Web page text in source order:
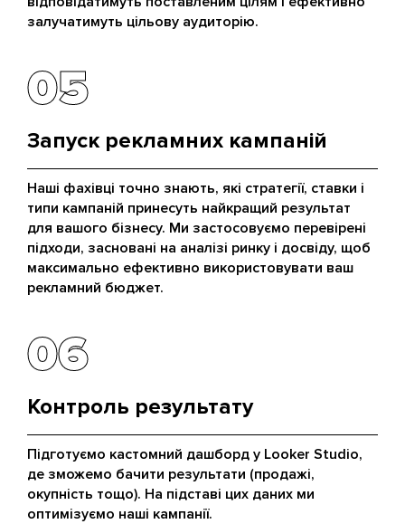
залучатимуть цільову аудиторію.
05
05
Запуск рекламних кампаній
Наші фахівці точно знають, які стратегії, ставки і
типи кампаній принесуть найкращий результат
для вашого бізнесу. Ми застосовуємо перевірені
підходи, засновані на аналізі ринку і досвіду, щоб
максимально ефективно використовувати ваш
рекламний бюджет.
06
06
Контроль результату
Підготуємо кастомний дашборд у Looker Studio,
де зможемо бачити результати (продажі,
окупність тощо). На підставі цих даних ми
оптимізуємо наші кампанії.